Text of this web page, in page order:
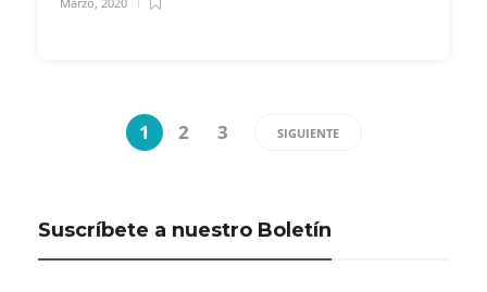
1 2 3 SIGUIENTE
Suscríbete a nuestro Boletín